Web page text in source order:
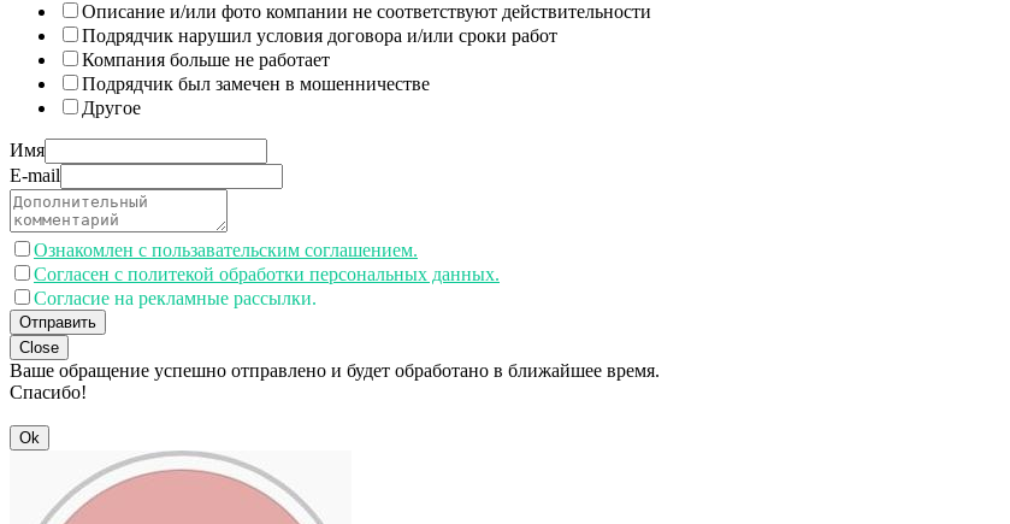
Описание и/или фото компании не соответствуют действительности
Подрядчик нарушил условия договора и/или сроки работ
Компания больше не работает
Подрядчик был замечен в мошенничестве
Другое
Имя
E-mail
Ознакомлен с пользавательским соглашением.
Согласен с политекой обработки персональных данных.
Согласие на рекламные рассылки.
Отправить
Close
Ваше обращение успешно отправлено и будет обработано в ближайшее время.
Спасибо!
Ok